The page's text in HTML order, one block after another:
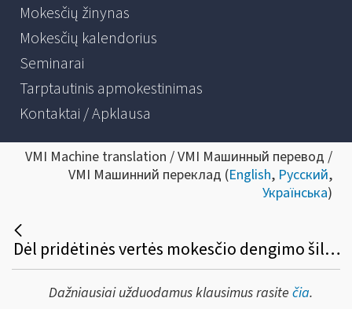
Mokesčių žinynas
Mokesčių kalendorius
Seminarai
Tarptautinis apmokestinimas
Kontaktai / Apklausa
VMI Machine translation / VMI Машинный перевод /
VMI Машинний переклад (English, Русский,
Українська)
Dėl pridėtinės vertės mokesčio dengimo šilumos energijai ir karštam vandeniui iš valstybės biudžeto
Dažniausiai užduodamus klausimus rasitečia.